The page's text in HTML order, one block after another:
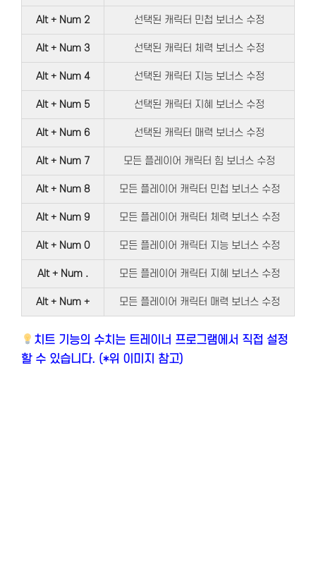
Alt + Num 2 선택된 캐릭터 민첩 보너스 수정
Alt + Num 3 선택된 캐릭터 체력 보너스 수정
Alt + Num 4 선택된 캐릭터 지능 보너스 수정
Alt + Num 5 선택된 캐릭터 지혜 보너스 수정
Alt + Num 6 선택된 캐릭터 매력 보너스 수정
Alt + Num 7 모든 플레이어 캐릭터 힘 보너스 수정
Alt + Num 8 모든 플레이어 캐릭터 민첩 보너스 수정
Alt + Num 9 모든 플레이어 캐릭터 체력 보너스 수정
Alt + Num 0 모든 플레이어 캐릭터 지능 보너스 수정
Alt + Num . 모든 플레이어 캐릭터 지혜 보너스 수정
Alt + Num + 모든 플레이어 캐릭터 매력 보너스 수정
치트 기능의 수치는 트레이너 프로그램에서 직접 설정
할 수 있습니다. (*위 이미지 참고)